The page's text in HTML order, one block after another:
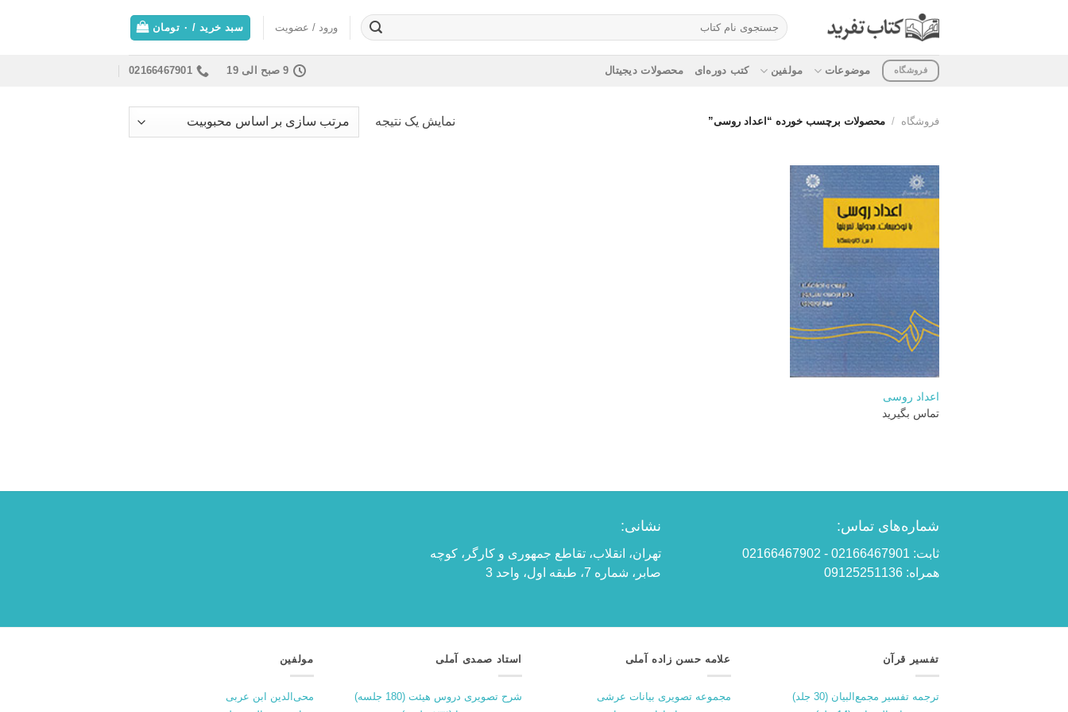
جستجو
برای:
ورود / عضویت سبد خرید / ۰ تومان
فروشگاه موضوعات مولفین کتب دوره‌ای محصولات دیجیتال 9 صبح الی 19 02166467901
فروشگاه / محصولات برچسب خورده “اعداد روسی” نمایش یک نتیجه
اعداد روسی
تماس بگیرید
شماره‌های تماس:
ثابت: 02166467901 - 02166467902
همراه: 09125251136
نشانی:
تهران، انقلاب، تقاطع جمهوری و کارگر، کوچه
صابر، شماره 7، طبقه اول، واحد 3
تفسیر قرآن
ترجمه تفسیر مجمع‌البیان (30 جلد)
علامه حسن زاده آملی
مجموعه تصویری بیانات عرشی
استاد صمدی آملی
شرح تصویری دروس هیئت (180 جلسه)
مولفین
محی‌الدین ابن عربی